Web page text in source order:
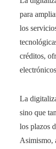
para
los
créditos,
La
sino que
los plazos
Asimismo,